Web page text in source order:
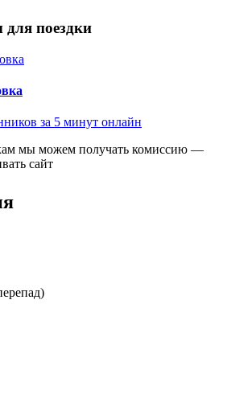
для поездки
за 5 минут онлайн
мы можем получать комиссию —
сайт